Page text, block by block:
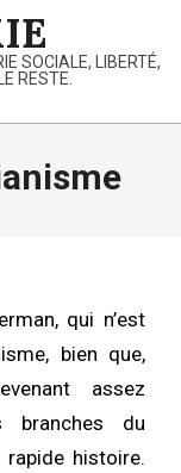
SOCIALE, LIBERTÉ,
RESTE.
qui n’est
bien que,
assez
branches du
histoire.